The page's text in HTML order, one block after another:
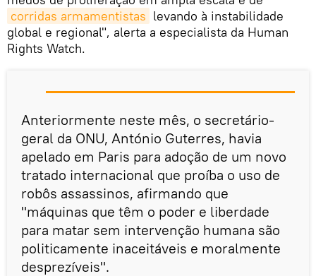
corridas armamentistas levando à instabilidade
global e regional", alerta a especialista da Human
Rights Watch.
Anteriormente neste mês, o secretário-
geral da ONU, António Guterres, havia
apelado em Paris para adoção de um novo
tratado internacional que proíba o uso de
robôs assassinos, afirmando que
"máquinas que têm o poder e liberdade
para matar sem intervenção humana são
politicamente inaceitáveis e moralmente
desprezíveis".